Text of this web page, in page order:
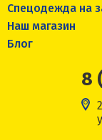
Спецодежда на
Наш магазин
Блог
8